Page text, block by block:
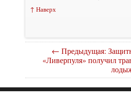
↑ Наверх
← Предыдущая:
«Ливерпуля» получил